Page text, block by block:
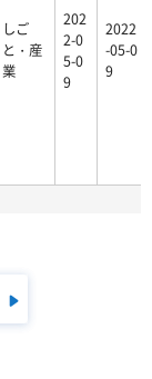
しご
と・産
業
202
2-0
5-0
9
2022
-05-0
9